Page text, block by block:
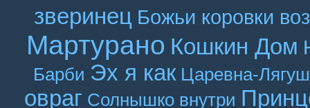
зверинец Божьи коровки
Мартурано Кошкин Дом
Барби Эх я как Царевна-
овраг Солнышко внутри